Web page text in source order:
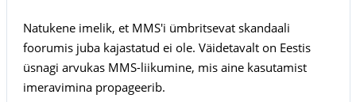
Natukene imelik, et MMS'i ümbritsevat skandaali
foorumis juba kajastatud ei ole. Väidetavalt on Eestis
üsnagi arvukas MMS-liikumine, mis aine kasutamist
imeravimina propageerib.